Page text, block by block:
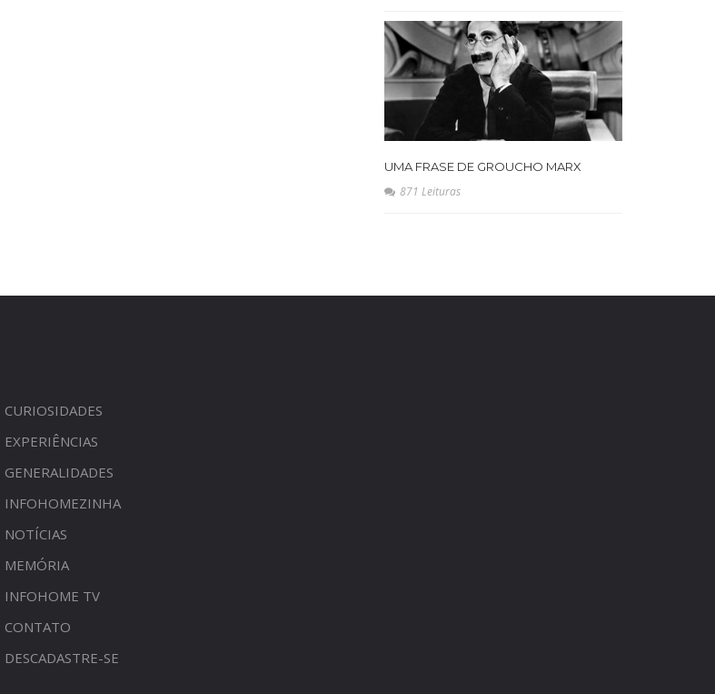
UMA FRASE DE GROUCHO MARX
871 Leituras
CURIOSIDADES
EXPERIÊNCIAS
GENERALIDADES
INFOHOMEZINHA
NOTÍCIAS
MEMÓRIA
INFOHOME TV
CONTATO
DESCADASTRE-SE